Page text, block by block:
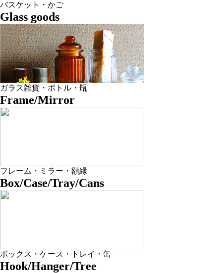
バスケット・かご
Glass goods
ガラス雑貨・ボトル・瓶
Frame/Mirror
フレーム・ミラー・額縁
Box/Case/Tray/Cans
ボックス・ケース・トレイ・缶
Hook/Hanger/Tree